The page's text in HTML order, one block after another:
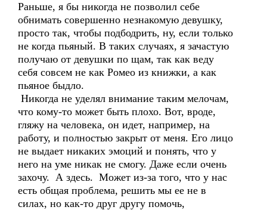
Раньше, я бы никогда не позволил себе
обнимать совершенно незнакомую девушку,
просто так, чтобы подбодрить, ну, если только
не когда пьяный. В таких случаях, я зачастую
получаю от девушки по щам, так как веду
себя совсем не как Ромео из книжки, а как
пьяное быдло.
Никогда не уделял внимание таким мелочам,
что кому-то может быть плохо. Вот, вроде,
гляжу на человека, он идет, например, на
работу, и полностью закрыт от меня. Его лицо
не выдает никаких эмоций и понять, что у
него на уме никак не смогу. Даже если очень
захочу. А здесь. Может из-за того, что у нас
есть общая проблема, решить мы ее не в
силах, но как-то друг другу помочь,